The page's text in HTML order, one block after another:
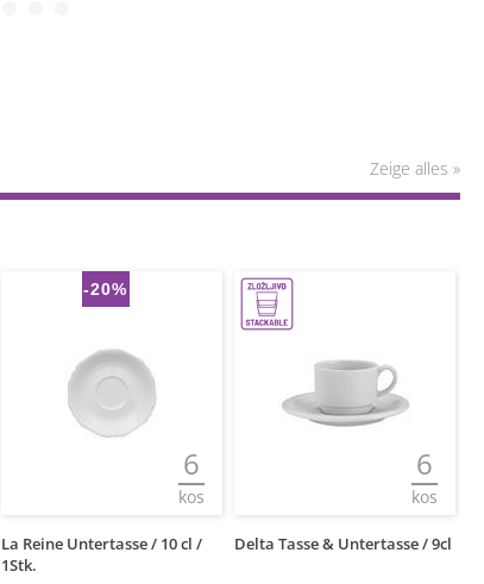
Zeige alles »
-20%
6
kos
La Reine Untertasse / 10 cl /
1Stk.
6
kos
Delta Tasse & Untertasse / 9cl